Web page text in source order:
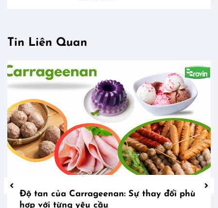
Tin Liên Quan
Độ tan của Carrageenan: Sự thay đổi phù
hợp với từng yêu cầu